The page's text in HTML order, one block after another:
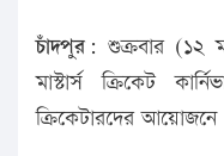
চাঁদপুর: শুক্রবার (১২
মাস্টার্স ক্রিকেট
ক্রিকেটারদের আয়োজনে